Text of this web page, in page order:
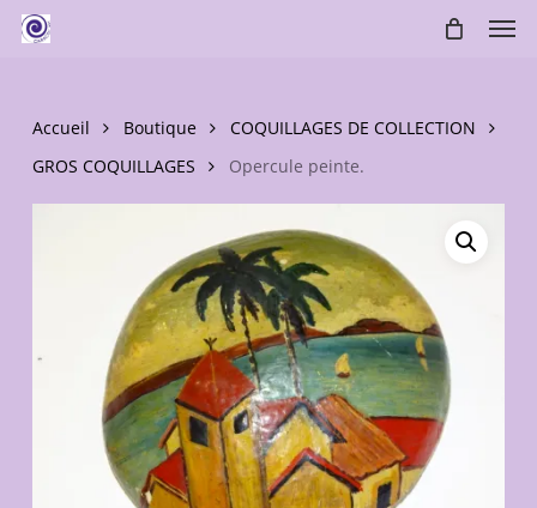
main
Accueil Boutique
COQUILLAGES DE COLLECTION
GROS COQUILLAGES
Opercule peinte.